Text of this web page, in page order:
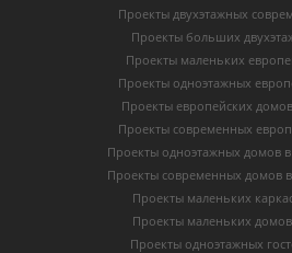
Проекты двухэтажных
Проекты больших
Проекты маленьких
Проекты одноэтажных
Проекты европейских
Проекты современных
Проекты одноэтажных домов в
Проекты современных домов в
Проекты маленьких
Проекты маленьких
Проекты одноэтажных